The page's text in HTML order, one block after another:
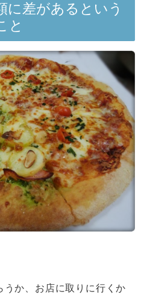
に差があるという
と
うか、お店に取りに行くか